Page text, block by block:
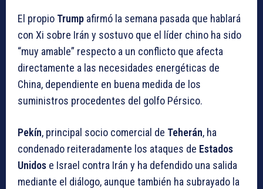
El propio Trump afirmó la semana pasada que hablará
con Xi sobre Irán y sostuvo que el líder chino ha sido
“muy amable” respecto a un conflicto que afecta
directamente a las necesidades energéticas de
China, dependiente en buena medida de los
suministros procedentes del golfo Pérsico.
Pekín, principal socio comercial de Teherán, ha
condenado reiteradamente los ataques de Estados
Unidos e Israel contra Irán y ha defendido una salida
mediante el diálogo, aunque también ha subrayado la